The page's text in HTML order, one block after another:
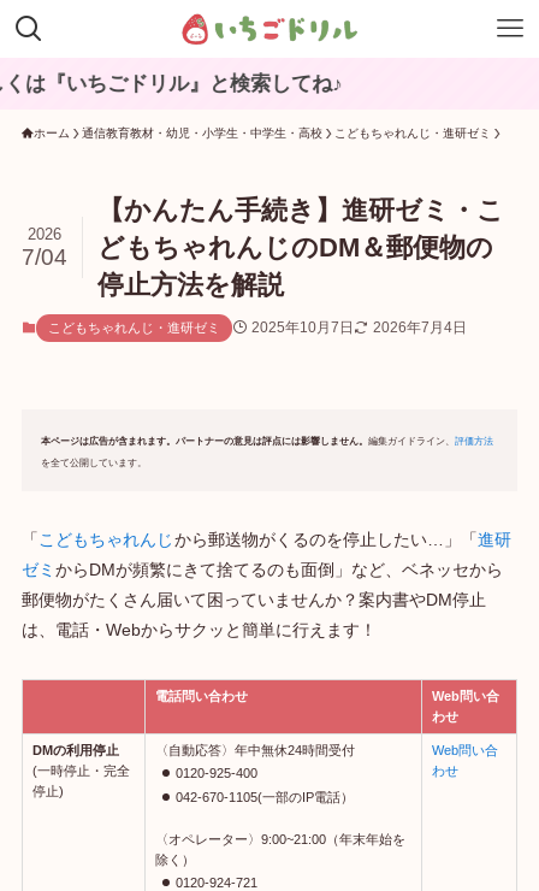
リル』と検索してね♪
ホーム 通信教育教材・幼児・小学生・中学生・高校 こどもちゃれんじ・進研ゼミ
【かんたん手続き】進研ゼミ・こ
どもちゃれんじのDM＆郵便物の
停止方法を解説
2026
7/04
こどもちゃれんじ・進研ゼミ 2025年10月7日 2026年7月4日
本ページは広告が含まれます。パートナーの意見は評点には影響しません。 編集ガイドライン、 評価方法
を全て公開しています。
「 こどもちゃれんじから郵送物がくるのを停止したい…」「進研
ゼミ からDMが頻繁にきて捨てるのも面倒」など、ベネッセから
郵便物がたくさん届いて困っていませんか？案内書やDM停止
は、電話・Webからサクッと簡単に行えます！
電話問い合わせ
Web問い合
わせ
DMの利用停止
(一時停止・完全
停止)
〈自動応答〉年中無休24時間受付
0120-925-400
042-670-1105(一部のIP電話）
〈オペレーター〉9:00~21:00（年末年始を
除く）
0120-924-721
Web問い合
わせ